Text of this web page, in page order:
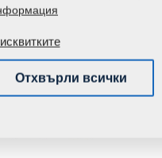
Генерален
Отхвърли всички